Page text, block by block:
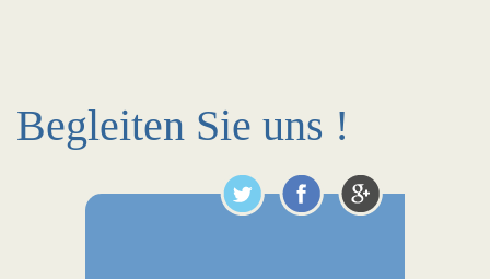
Begleiten Sie uns !